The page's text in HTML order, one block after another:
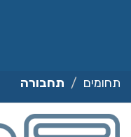
תחומים תחבורה